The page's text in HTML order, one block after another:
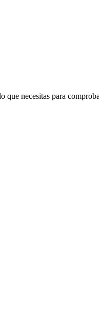
necesitas para